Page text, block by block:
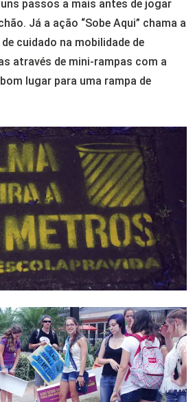
passos a mais antes de jogar
Já a ação “Sobe Aqui” chama a
cuidado na mobilidade de
através de mini-rampas com a
lugar para uma rampa de